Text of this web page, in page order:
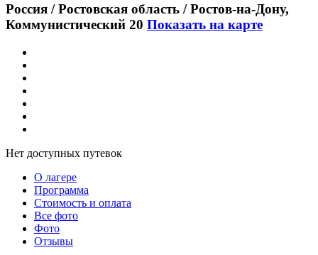
Россия / Ростовская область / Ростов-на-Дону,
Коммунистический 20 Показать на карте
Нет доступных путевок
О лагере
Программа
Стоимость и оплата
Все фото
Фото
Отзывы